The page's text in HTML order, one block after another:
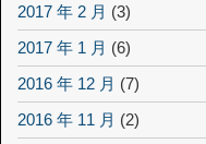
2017 年 2 月 (3)
2017 年 1 月 (6)
2016 年 12 月 (7)
2016 年 11 月 (2)